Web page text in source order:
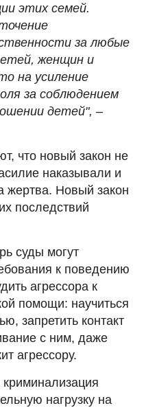
этих семей.
за любые
женщин и
на усиление
за соблюдением
детей", –
что новый закон не
наказывали и
жертва. Новый закон
последствий
суды могут
к поведению
агрессора к
помощи: научиться
запретить контакт
с ним, даже
агрессору.
нагрузку на